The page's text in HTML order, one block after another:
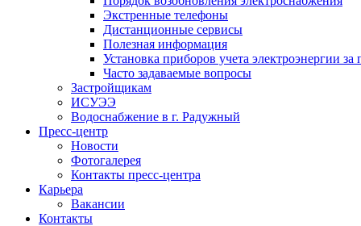
Экстренные телефоны
Дистанционные сервисы
Полезная информация
Установка приборов учета электроэнергии за
Часто задаваемые вопросы
Застройщикам
ИСУЭЭ
Водоснабжение в г. Радужный
Пресс-центр
Новости
Фотогалерея
Контакты пресс-центра
Карьера
Вакансии
Контакты